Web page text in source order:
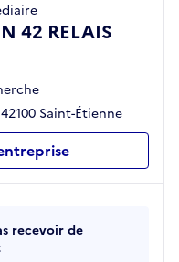
42 RELAIS
Saint-Étienne
recevoir de